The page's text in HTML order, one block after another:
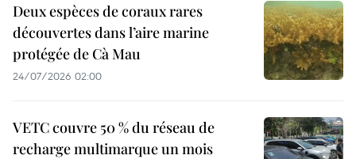
Deux espèces de coraux rares
découvertes dans l’aire marine
protégée de Cà Mau
24/07/2026 02:00
VETC couvre 50 % du réseau de
recharge multimarque un mois